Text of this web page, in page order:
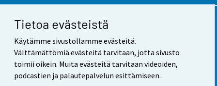
Tietoa evästeistä
Käytämme sivustollamme evästeitä.
Välttämättömiä evästeitä tarvitaan, jotta sivusto
toimii oikein. Muita evästeitä tarvitaan videoiden,
podcastien ja palautepalvelun esittämiseen.
Yhteystiedot
Palaute
Käyttöehdot